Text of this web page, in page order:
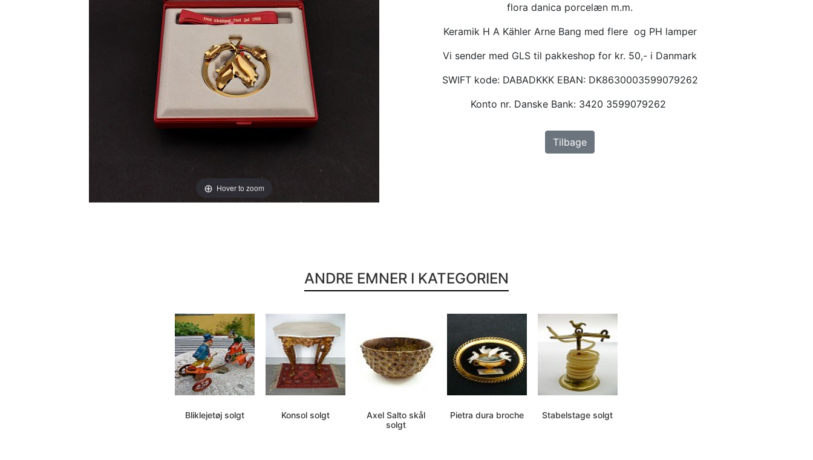
Hover to zoom
flora danica porcelæn m.m.
Keramik H A Kähler Arne Bang med flere og PH lamper
Vi sender med GLS til pakkeshop for kr. 50,- i Danmark
SWIFT kode: DABADKKK EBAN: DK8630003599079262
Konto nr. Danske Bank: 3420 3599079262
Tilbage
ANDRE EMNER I KATEGORIEN
Bliklejetøj solgt Konsol solgt
Axel Salto skål
solgt
Pietra dura broche Stabelstage solgt